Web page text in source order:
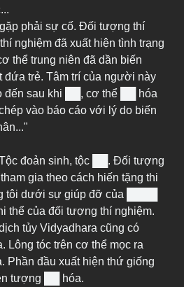
phải sự cố. Đối tượng thí
nghiệm đã xuất hiện tình trạng
thể trung niên đã dần biến
đứa trẻ. Tâm trí của người này
đến sau khi ██, cơ thể ██ hóa
vào báo cáo với lý do biến
đoản sinh, tộc ██. Đối tượng
gia theo cách hiến tặng thi
tôi dưới sự giúp đỡ của ████
thể của đối tượng thí nghiệm.
tủy Vidyadhara cũng có
Lông tóc trên cơ thể mọc ra
Phần đầu xuất hiện thứ giống
tượng ██ hóa.